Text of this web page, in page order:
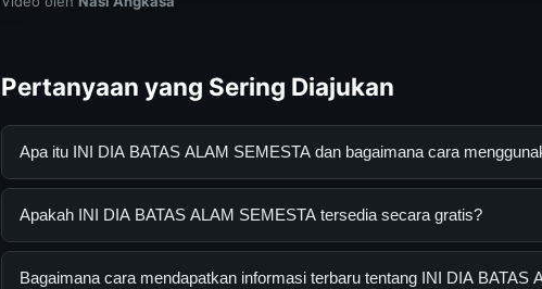
Pertanyaan yang Sering Diajukan
Apa itu INI DIA BATAS ALAM SEMESTA dan bagaimana cara
INI DIA BATAS ALAM SEMESTA adalah layanan digital yang dirancang
resmi dan mengikuti panduan yang tersedia.
Apakah INI DIA BATAS ALAM SEMESTA tersedia secara gratis?
Ya, INI DIA BATAS ALAM SEMESTA dapat diakses secara gratis oleh
Bagaimana cara mendapatkan informasi terbaru tentang INI DIA BATAS